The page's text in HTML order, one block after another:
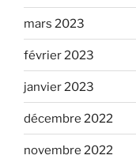
mars 2023
février 2023
janvier 2023
décembre 2022
novembre 2022